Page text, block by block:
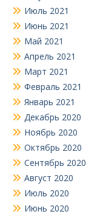
Июль 2021
Июнь 2021
Май 2021
Апрель 2021
Март 2021
Февраль 2021
Январь 2021
Декабрь 2020
Ноябрь 2020
Октябрь 2020
Сентябрь 2020
Август 2020
Июль 2020
Июнь 2020